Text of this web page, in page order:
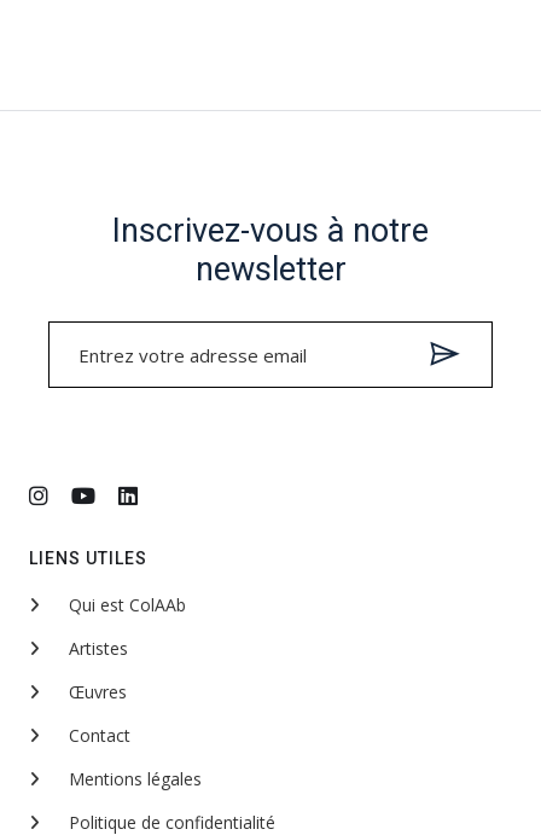
Inscrivez-vous à notre
newsletter
LIENS UTILES
Qui est ColAAb
Artistes
Œuvres
Contact
Mentions légales
Politique de confidentialité